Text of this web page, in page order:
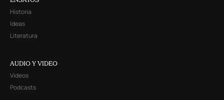
Historia
Ideas
Literatura
AUDIO Y VIDEO
Videos
Podcasts